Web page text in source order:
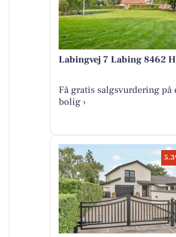
Labingvej 7 Labing 8462
Få gratis salgsvurdering på
bolig ›